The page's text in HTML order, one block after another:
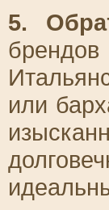
5.
или